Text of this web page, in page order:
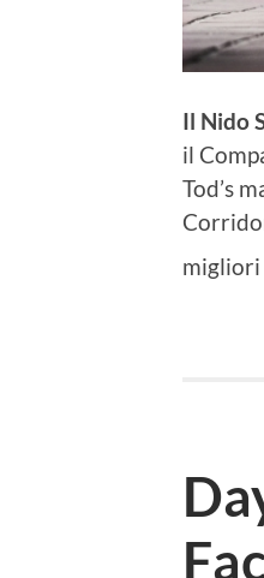
Il Nido
il
Tod’s
migliori